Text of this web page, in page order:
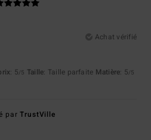
Achat vérifié
: 5/5 Taille: Taille parfaite Matière: 5/5
parTrustVille